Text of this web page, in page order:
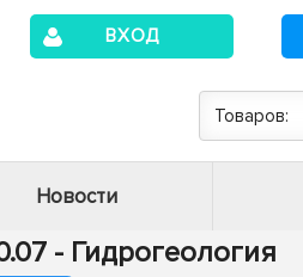
ВХОД
Товаров:
Новости
- Гидрогеология